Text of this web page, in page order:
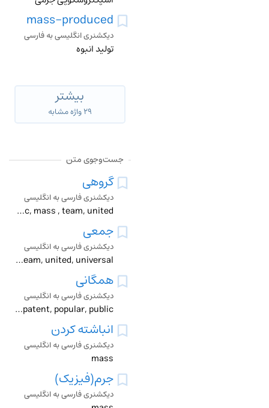
mass-produced
دیکشنری انگلیسی به فارسی
تولید انبوه
بیشتر
۲۹ واژه مشابه
جست‌وجوی متن
گروهی
دیکشنری فارسی به انگلیسی
collaborative, collective, corporate, generic, mass , team, united
جمعی
دیکشنری فارسی به انگلیسی
collaborative, collective, collectively, concerted, corporate, mass , multiple, plural, team, united, universal
همگانی
دیکشنری فارسی به انگلیسی
across-the-board, catholic, collective, common, communal, demotic, free-for-all, general, horizontal, mass , multiple, national, open, patent, popular, public,
انباشته کردن
دیکشنری فارسی به انگلیسی
mass
جرم(فیزیک)
دیکشنری فارسی به انگلیسی